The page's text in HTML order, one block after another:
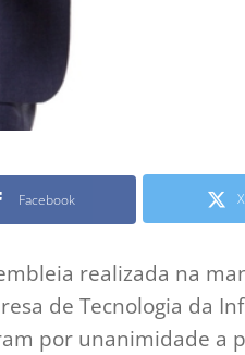
Facebook
realizada na
de Tecnologia da
por unanimidade a